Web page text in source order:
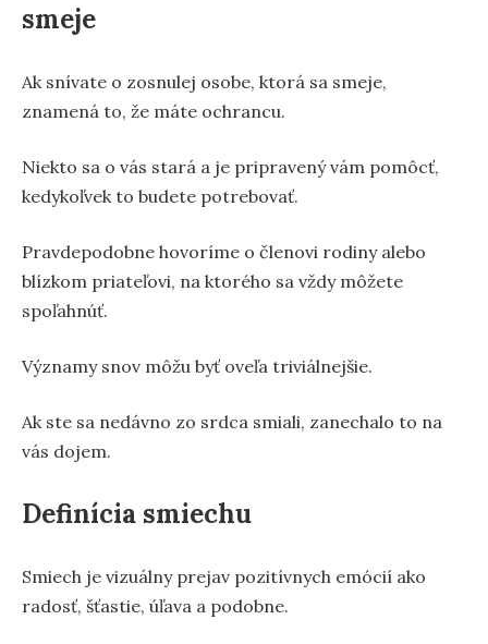
smeje
Ak snívate o zosnulej osobe, ktorá sa smeje,
znamená to, že máte ochrancu.
Niekto sa o vás stará a je pripravený vám pomôcť,
kedykoľvek to budete potrebovať.
Pravdepodobne hovoríme o členovi rodiny alebo
blízkom priateľovi, na ktorého sa vždy môžete
spoľahnúť.
Významy snov môžu byť oveľa triviálnejšie.
Ak ste sa nedávno zo srdca smiali, zanechalo to na
vás dojem.
Definícia smiechu
Smiech je vizuálny prejav pozitívnych emócií ako
radosť, šťastie, úľava a podobne.